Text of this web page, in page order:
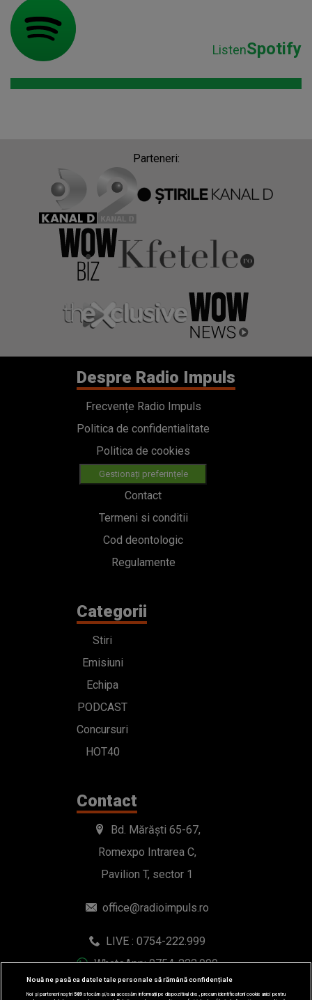
ListenSpotify
Parteneri:
Despre Radio Impuls
Frecvențe Radio Impuls
Politica de confidentialitate
Politica de cookies
Gestionați preferințele
Contact
Termeni si conditii
Cod deontologic
Regulamente
Categorii
Stiri
Emisiuni
Echipa
PODCAST
Concursuri
HOT40
Contact
Bd. Mărăști 65-67,
Romexpo Intrarea C,
Pavilion T, sector 1
office@radioimpuls.ro
LIVE : 0754-222.999
WhatsApp: 0754-222.999
Nouă ne pasă ca datele tale personale să rămână confidențiale
Noi și partenerii noștri589stocăm și/sau accesăm informații pe dispozitivul dvs., precum identificatorii cookie unici pentru